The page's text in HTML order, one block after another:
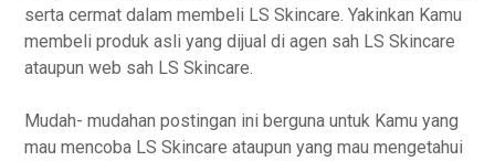
serta cermat dalam membeli LS Skincare. Yakinkan Kamu
membeli produk asli yang dijual di agen sah LS Skincare
ataupun web sah LS Skincare.
Mudah- mudahan postingan ini berguna untuk Kamu yang
mau mencoba LS Skincare ataupun yang mau mengetahui